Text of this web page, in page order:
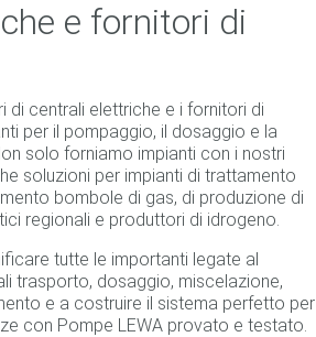
e fornitori di
di centrali elettriche e i fornitori di
per il pompaggio, il dosaggio e la
solo forniamo impianti con i nostri
soluzioni per impianti di trattamento
bombole di gas, di produzione di
regionali e produttori di idrogeno.
tutte le importanti legate al
trasporto, dosaggio, miscelazione,
e a costruire il sistema perfetto per
con Pompe LEWA provato e testato.